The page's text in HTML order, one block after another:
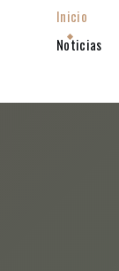
Inicio
Noticias